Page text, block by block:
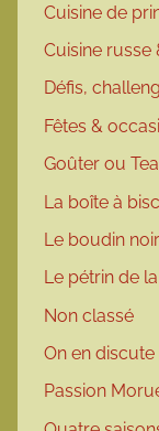
Cuisine de
Cuisine russe
Défis,
Fêtes &
Goûter ou
La boîte à
Le boudin
Le pétrin de
Non classé
On en discute
Passion